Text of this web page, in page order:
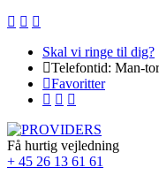
Skal vi ringe til dig?
Telefontid: Man-
Favoritter
Få hurtig vejledning
+ 45 26 13 61 61